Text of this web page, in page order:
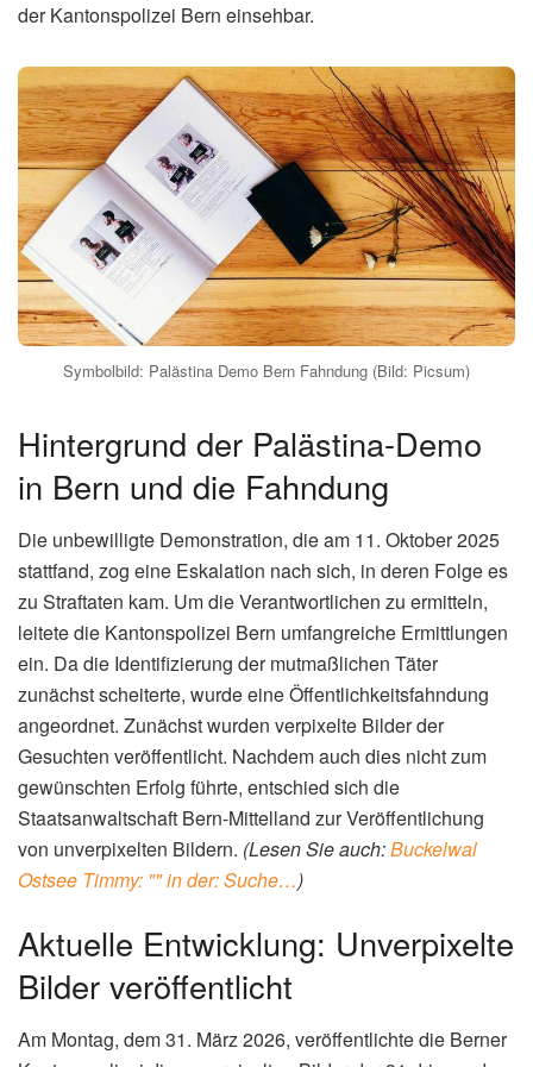
der Kantonspolizei Bern einsehbar.
Symbolbild: Palästina Demo Bern Fahndung (Bild: Picsum)
Hintergrund der Palästina-Demo
in Bern und die Fahndung
Die unbewilligte Demonstration, die am 11. Oktober 2025
stattfand, zog eine Eskalation nach sich, in deren Folge es
zu Straftaten kam. Um die Verantwortlichen zu ermitteln,
leitete die Kantonspolizei Bern umfangreiche Ermittlungen
ein. Da die Identifizierung der mutmaßlichen Täter
zunächst scheiterte, wurde eine Öffentlichkeitsfahndung
angeordnet. Zunächst wurden verpixelte Bilder der
Gesuchten veröffentlicht. Nachdem auch dies nicht zum
gewünschten Erfolg führte, entschied sich die
Staatsanwaltschaft Bern-Mittelland zur Veröffentlichung
von unverpixelten Bildern. (Lesen Sie auch:Buckelwal
Ostsee Timmy: "" in der: Suche…)
Aktuelle Entwicklung: Unverpixelte
Bilder veröffentlicht
Am Montag, dem 31. März 2026, veröffentlichte die Berner